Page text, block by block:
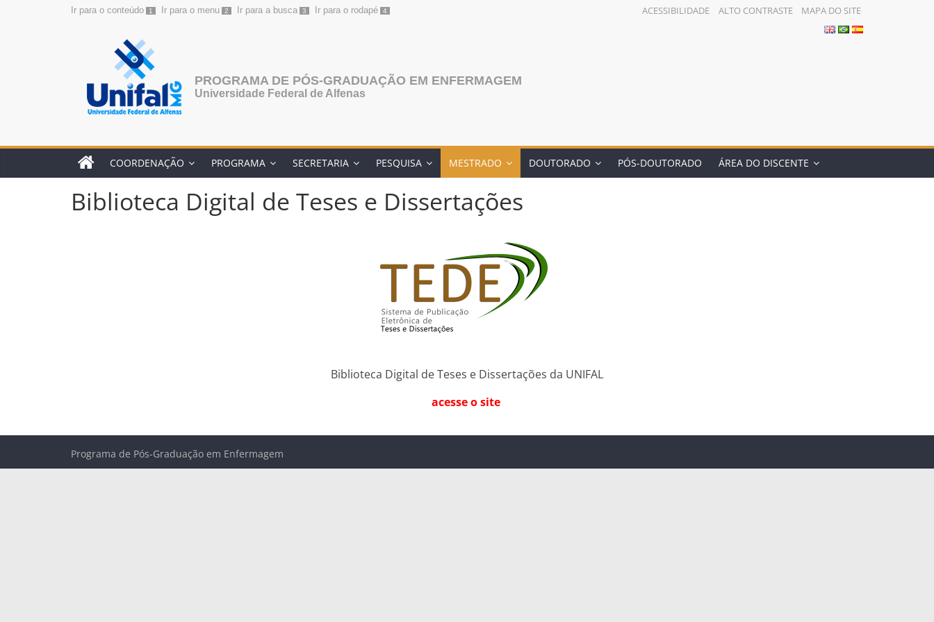
Ir para o conteúdo 1 Ir para o menu 2 Ir para a busca 3 Ir para o rodapé 4 ACESSIBILIDADE ALTO CONTRASTE MAPA DO SITE
PROGRAMA DE PÓS-GRADUAÇÃO EM ENFERMAGEM
Universidade Federal de Alfenas
COORDENAÇÃO PROGRAMA SECRETARIA PESQUISA MESTRADO DOUTORADO PÓS-DOUTORADO ÁREA DO DISCENTE
Biblioteca Digital de Teses e Dissertações
Biblioteca Digital de Teses e Dissertações da UNIFAL
acesse o site
Programa de Pós-Graduação em Enfermagem